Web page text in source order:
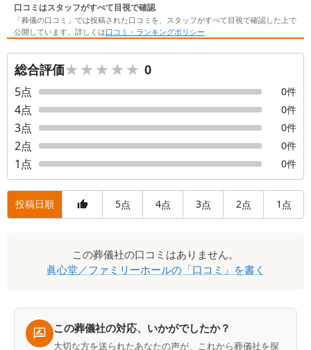
口コミはスタッフがすべて目視で確認
「葬儀の口コミ」では投稿された口コミを、スタッフがすべて目視で確認した上で
公開しています。詳しくは口コミ・ランキングポリシー
総合評価★★★★★
★★★★★ 0
5点 0件
4点 0件
3点 0件
2点 0件
1 点 0件
投稿日順 5点 4点 3点 2点 1 点
この葬儀社の口コミはありません。
眞心堂／ファミリーホールの「口コミ」を書く
この葬儀社の対応、いかがでしたか？
大切な方を送られたあなたの声が、これから葬儀社を探